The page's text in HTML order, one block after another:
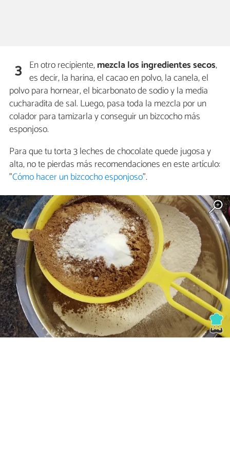
3 En otro recipiente,mezcla los ingredientes secos,
es decir, la harina, el cacao en polvo, la canela, el
polvo para hornear, el bicarbonato de sodio y la media
cucharadita de sal. Luego, pasa toda la mezcla por un
colador para tamizarla y conseguir un bizcocho más
esponjoso.
Para que tu torta 3 leches de chocolate quede jugosa y
alta, no te pierdas más recomendaciones en este artículo:
"Cómo hacer un bizcocho esponjoso".